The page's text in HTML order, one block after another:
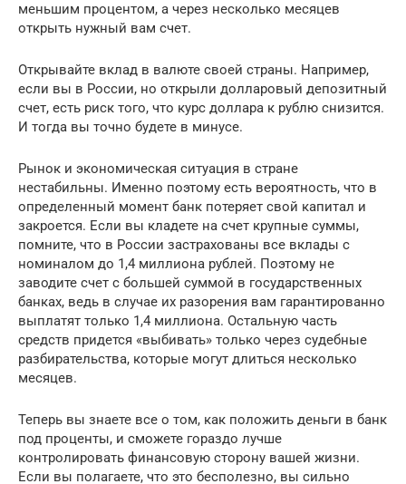
меньшим процентом, а через несколько месяцев
открыть нужный вам счет.
Открывайте вклад в валюте своей страны. Например,
если вы в России, но открыли долларовый депозитный
счет, есть риск того, что курс доллара к рублю снизится.
И тогда вы точно будете в минусе.
Рынок и экономическая ситуация в стране
нестабильны. Именно поэтому есть вероятность, что в
определенный момент банк потеряет свой капитал и
закроется. Если вы кладете на счет крупные суммы,
помните, что в России застрахованы все вклады с
номиналом до 1,4 миллиона рублей. Поэтому не
заводите счет с большей суммой в государственных
банках, ведь в случае их разорения вам гарантированно
выплатят только 1,4 миллиона. Остальную часть
средств придется «выбивать» только через судебные
разбирательства, которые могут длиться несколько
месяцев.
Теперь вы знаете все о том, как положить деньги в банк
под проценты, и сможете гораздо лучше
контролировать финансовую сторону вашей жизни.
Если вы полагаете, что это бесполезно, вы сильно